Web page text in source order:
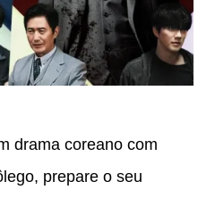
drama coreano com
prepare o seu